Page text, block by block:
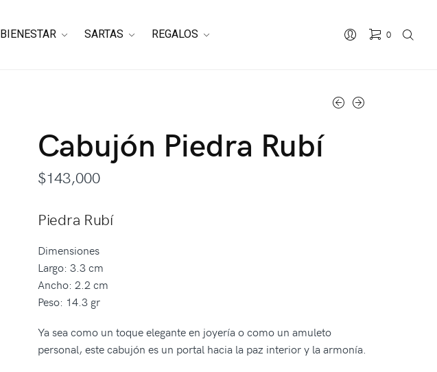
BIENESTAR SARTAS REGALOS 0
Cabujón Piedra Rubí
$143,000
Piedra Rubí
Dimensiones
Largo: 3.3 cm
Ancho: 2.2 cm
Peso: 14.3 gr
Ya sea como un toque elegante en joyería o como un amuleto
personal, este cabujón es un portal hacia la paz interior y la armonía.